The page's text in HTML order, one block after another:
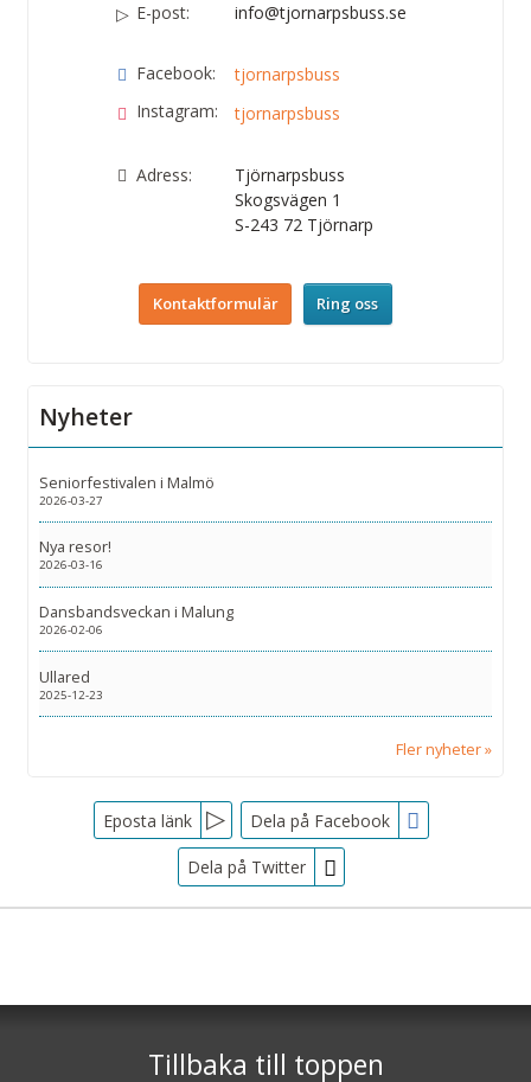
E-post: info@tjornarpsbuss.se
Facebook:
tjornarpsbuss
Instagram:
tjornarpsbuss
Adress:
Tjörnarpsbuss
Skogsvägen 1
S-243 72 Tjörnarp
Kontaktformulär Ring oss
Nyheter
Seniorfestivalen i Malmö
2026-03-27
Nya resor!
2026-03-16
Dansbandsveckan i Malung
2026-02-06
Ullared
2025-12-23
Fler nyheter
FacebookEposta länk Dela på Facebook
Dela på Twitter
Jag samtycker till dataskyddspolicyn.
Telefon 0451-618 00
Tillbaka till toppen